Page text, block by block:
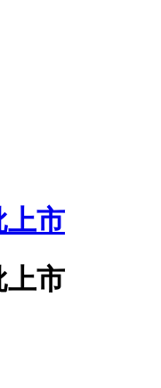
上市
上市